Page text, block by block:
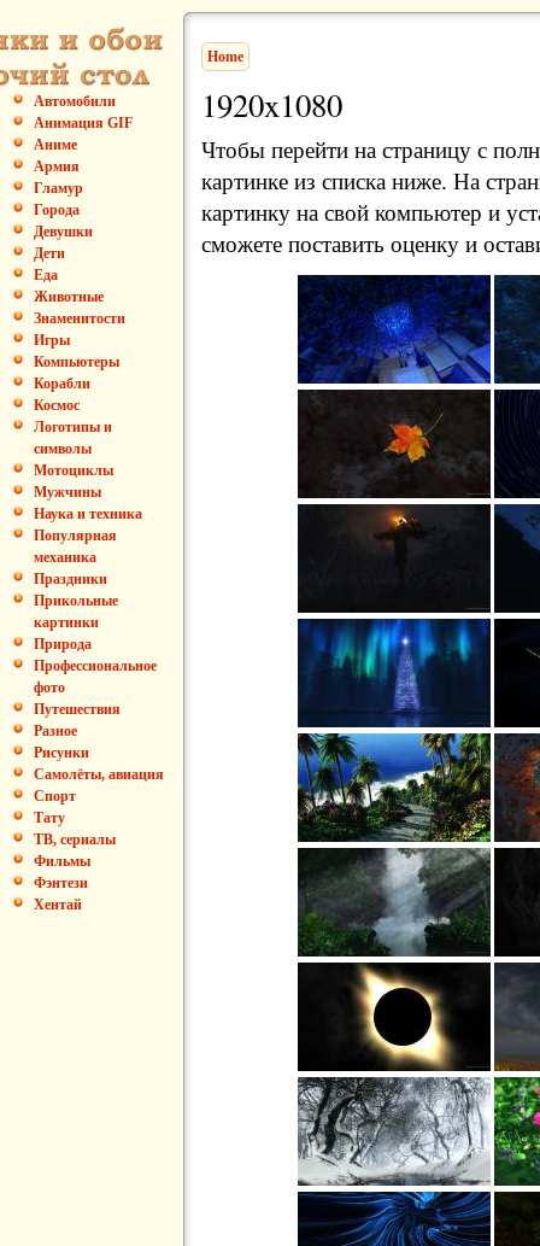
Автомобили
Анимация GIF
Аниме
Армия
Гламур
Города
Девушки
Дети
Еда
Животные
Знаменитости
Игры
Компьютеры
Корабли
Космос
Логотипы и
символы
Мотоциклы
Мужчины
Наука и техника
Популярная
механика
Праздники
Прикольные
картинки
Природа
Профессиональное
фото
Путешествия
Разное
Рисунки
Самолёты, авиация
Спорт
Тату
ТВ, сериалы
Фильмы
Фэнтези
Хентай
Home
1920x1080
Чтобы перейти на страницу с
картинке из списка ниже. На
картинку на свой компьютер и
сможете поставить оценку и